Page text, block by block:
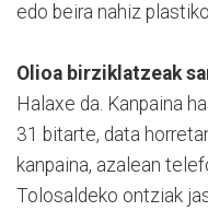
edo beira nahiz
Olioa birziklatzeak
Halaxe da. Kanpaina
31 bitarte, data
kanpaina, azalean
Tolosaldeko ontziak